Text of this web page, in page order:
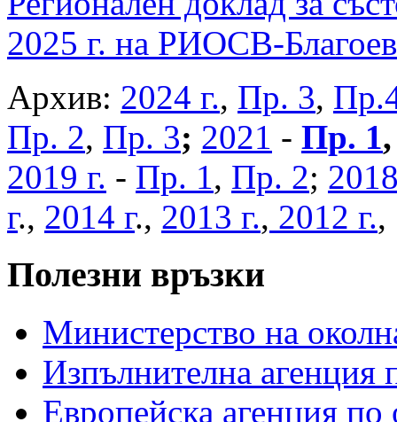
2025 г. на РИОСВ-
Архив: 2024 г., Пр. 3,
Пр. 2, Пр. 3; 2021 - Пр. 1
2019 г. - Пр. 1, Пр. 2;
г., 2014 г., 2013 г., 2012 г.
Полезни връзки
Министерство на
Изпълнителна агенция
Европейска агенция по